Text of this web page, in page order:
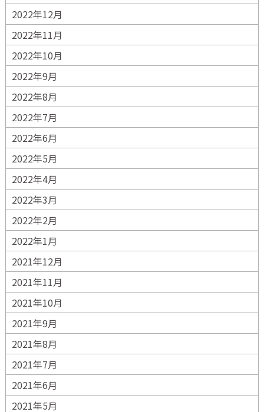
2022年12月
2022年11月
2022年10月
2022年9月
2022年8月
2022年7月
2022年6月
2022年5月
2022年4月
2022年3月
2022年2月
2022年1月
2021年12月
2021年11月
2021年10月
2021年9月
2021年8月
2021年7月
2021年6月
2021年5月